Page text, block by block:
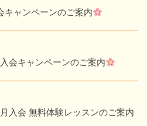
キャンペーンのご案内
会キャンペーンのご案内
入会 無料体験レッスンのご案内